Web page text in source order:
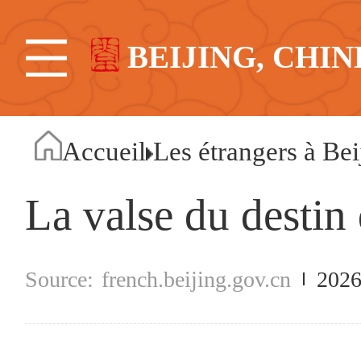
BEIJING,
Accueil Les étrangers à
La valse du
french.beijing.gov.cn